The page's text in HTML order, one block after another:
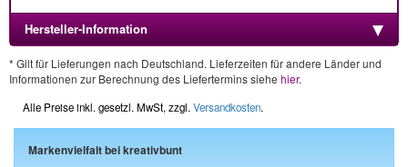
Hersteller-Information
* Gilt für Lieferungen nach Deutschland. Lieferzeiten für andere Länder und
Informationen zur Berechnung des Liefertermins siehe hier.
Alle Preise inkl. gesetzl. MwSt, zzgl. Versandkosten.
Markenvielfalt bei kreativbunt